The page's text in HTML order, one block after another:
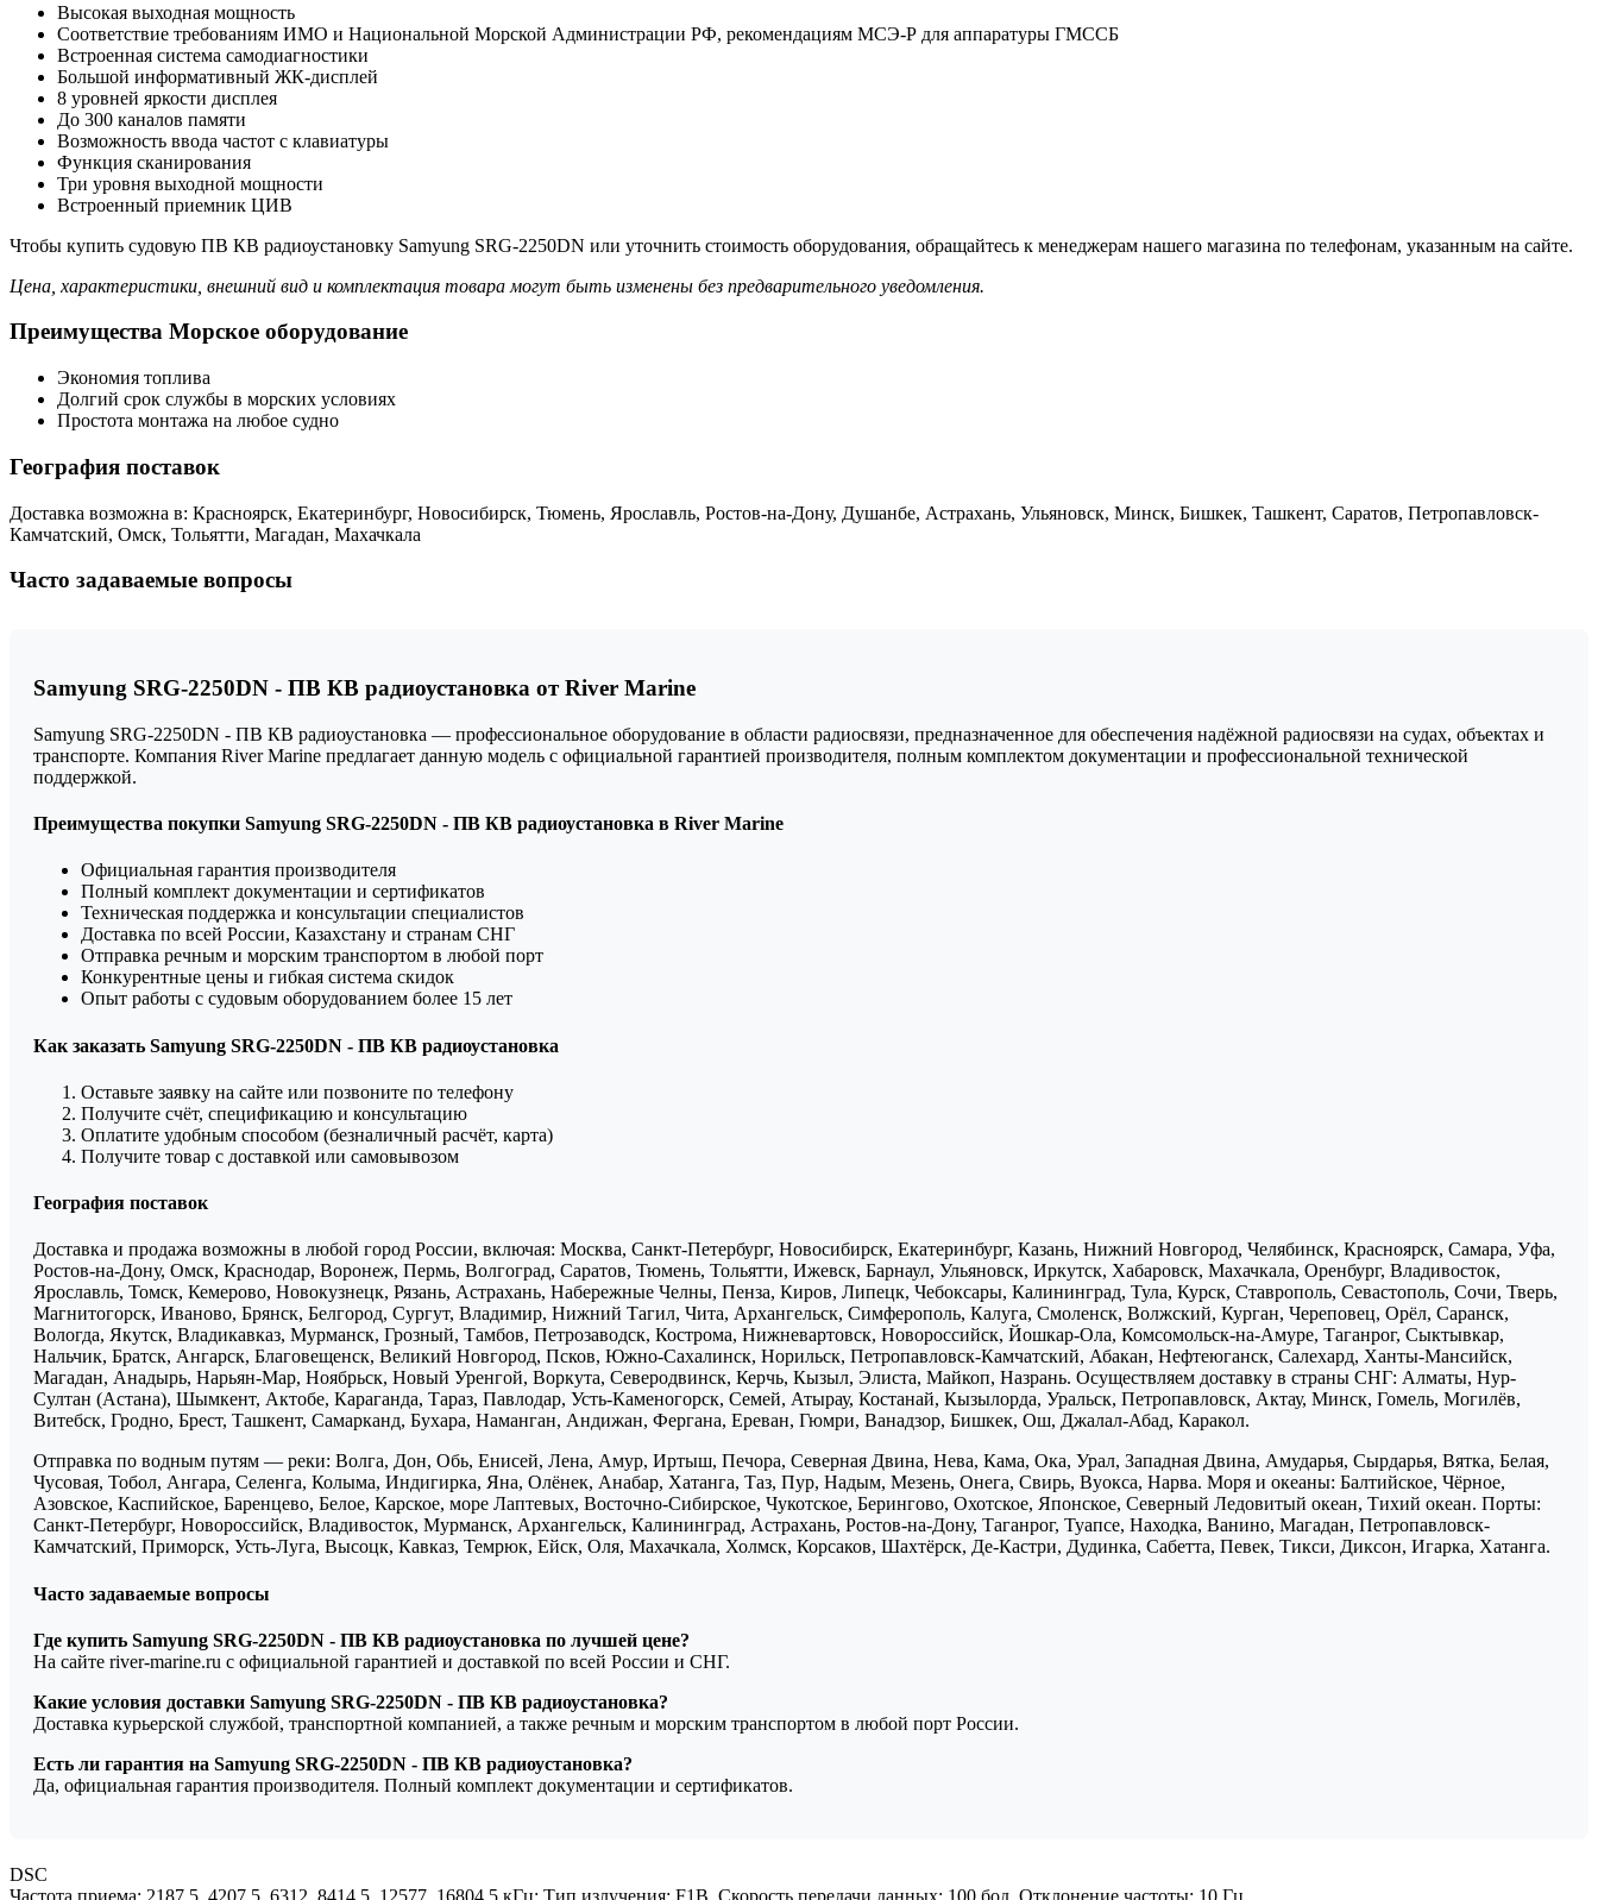
Высокая выходная мощность
Соответствие требованиям ИМО и Национальной Морской Администрации РФ, рекомендациям МСЭ-Р для аппаратуры ГМССБ
Встроенная система самодиагностики
Большой информативный ЖК-дисплей
8 уровней яркости дисплея
До 300 каналов памяти
Возможность ввода частот с клавиатуры
Функция сканирования
Три уровня выходной мощности
Встроенный приемник ЦИВ
Чтобы купить судовую ПВ КВ радиоустановку Samyung SRG-2250DN или уточнить стоимость оборудования, обращайтесь к менеджерам нашего магазина по телефонам, указанным на сайте.
Цена, характеристики, внешний вид и комплектация товара могут быть изменены без предварительного уведомления.
Преимущества Морское оборудование
Экономия топлива
Долгий срок службы в морских условиях
Простота монтажа на любое судно
География поставок
Доставка возможна в: Красноярск, Екатеринбург, Новосибирск, Тюмень, Ярославль, Ростов-на-Дону, Душанбе, Астрахань, Ульяновск, Минск, Бишкек, Ташкент, Саратов, Петропавловск-
Камчатский, Омск, Тольятти, Магадан, Махачкала
Часто задаваемые вопросы
Samyung SRG-2250DN - ПВ КВ радиоустановка от River Marine
Samyung SRG-2250DN - ПВ КВ радиоустановка — профессиональное оборудование в области радиосвязи, предназначенное для обеспечения надёжной радиосвязи на судах, объектах и
транспорте. Компания River Marine предлагает данную модель с официальной гарантией производителя, полным комплектом документации и профессиональной технической
поддержкой.
Преимущества покупки Samyung SRG-2250DN - ПВ КВ радиоустановка в River Marine
Официальная гарантия производителя
Полный комплект документации и сертификатов
Техническая поддержка и консультации специалистов
Доставка по всей России, Казахстану и странам СНГ
Отправка речным и морским транспортом в любой порт
Конкурентные цены и гибкая система скидок
Опыт работы с судовым оборудованием более 15 лет
Как заказать Samyung SRG-2250DN - ПВ КВ радиоустановка
Оставьте заявку на сайте или позвоните по телефону
Получите счёт, спецификацию и консультацию
Оплатите удобным способом (безналичный расчёт, карта)
Получите товар с доставкой или самовывозом
География поставок
Доставка и продажа возможны в любой город России, включая: Москва, Санкт-Петербург, Новосибирск, Екатеринбург, Казань, Нижний Новгород, Челябинск, Красноярск, Самара, Уфа,
Ростов-на-Дону, Омск, Краснодар, Воронеж, Пермь, Волгоград, Саратов, Тюмень, Тольятти, Ижевск, Барнаул, Ульяновск, Иркутск, Хабаровск, Махачкала, Оренбург, Владивосток,
Ярославль, Томск, Кемерово, Новокузнецк, Рязань, Астрахань, Набережные Челны, Пенза, Киров, Липецк, Чебоксары, Калининград, Тула, Курск, Ставрополь, Севастополь, Сочи, Тверь,
Магнитогорск, Иваново, Брянск, Белгород, Сургут, Владимир, Нижний Тагил, Чита, Архангельск, Симферополь, Калуга, Смоленск, Волжский, Курган, Череповец, Орёл, Саранск,
Вологда, Якутск, Владикавказ, Мурманск, Грозный, Тамбов, Петрозаводск, Кострома, Нижневартовск, Новороссийск, Йошкар-Ола, Комсомольск-на-Амуре, Таганрог, Сыктывкар,
Нальчик, Братск, Ангарск, Благовещенск, Великий Новгород, Псков, Южно-Сахалинск, Норильск, Петропавловск-Камчатский, Абакан, Нефтеюганск, Салехард, Ханты-Мансийск,
Магадан, Анадырь, Нарьян-Мар, Ноябрьск, Новый Уренгой, Воркута, Северодвинск, Керчь, Кызыл, Элиста, Майкоп, Назрань. Осуществляем доставку в страны СНГ: Алматы, Нур-
Султан (Астана), Шымкент, Актобе, Караганда, Тараз, Павлодар, Усть-Каменогорск, Семей, Атырау, Костанай, Кызылорда, Уральск, Петропавловск, Актау, Минск, Гомель, Могилёв,
Витебск, Гродно, Брест, Ташкент, Самарканд, Бухара, Наманган, Андижан, Фергана, Ереван, Гюмри, Ванадзор, Бишкек, Ош, Джалал-Абад, Каракол.
Отправка по водным путям — реки: Волга, Дон, Обь, Енисей, Лена, Амур, Иртыш, Печора, Северная Двина, Нева, Кама, Ока, Урал, Западная Двина, Амударья, Сырдарья, Вятка, Белая,
Чусовая, Тобол, Ангара, Селенга, Колыма, Индигирка, Яна, Олёнек, Анабар, Хатанга, Таз, Пур, Надым, Мезень, Онега, Свирь, Вуокса, Нарва. Моря и океаны: Балтийское, Чёрное,
Азовское, Каспийское, Баренцево, Белое, Карское, море Лаптевых, Восточно-Сибирское, Чукотское, Берингово, Охотское, Японское, Северный Ледовитый океан, Тихий океан. Порты:
Санкт-Петербург, Новороссийск, Владивосток, Мурманск, Архангельск, Калининград, Астрахань, Ростов-на-Дону, Таганрог, Туапсе, Находка, Ванино, Магадан, Петропавловск-
Камчатский, Приморск, Усть-Луга, Высоцк, Кавказ, Темрюк, Ейск, Оля, Махачкала, Холмск, Корсаков, Шахтёрск, Де-Кастри, Дудинка, Сабетта, Певек, Тикси, Диксон, Игарка, Хатанга.
Часто задаваемые вопросы
Где купить Samyung SRG-2250DN - ПВ КВ радиоустановка по лучшей цене?
На сайте river-marine.ru с официальной гарантией и доставкой по всей России и СНГ.
Какие условия доставки Samyung SRG-2250DN - ПВ КВ радиоустановка?
Доставка курьерской службой, транспортной компанией, а также речным и морским транспортом в любой порт России.
Есть ли гарантия на Samyung SRG-2250DN - ПВ КВ радиоустановка?
Да, официальная гарантия производителя. Полный комплект документации и сертификатов.
DSC